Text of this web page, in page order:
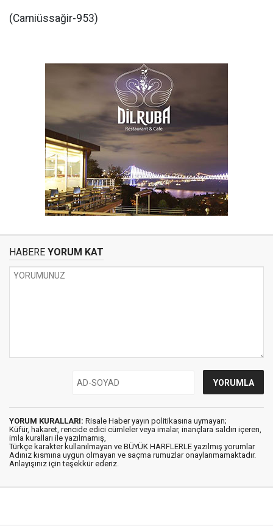
(Camiüssağir-953)
HABERE YORUM KAT
YORUM KURALLARI: Risale Haber yayın politikasına uymayan;
Küfür, hakaret, rencide edici cümleler veya imalar, inançlara saldırı içeren,
imla kuralları ile yazılmamış,
Türkçe karakter kullanılmayan ve BÜYÜK HARFLERLE yazılmış yorumlar
Adınız kısmına uygun olmayan ve saçma rumuzlar onaylanmamaktadır.
Anlayışınız için teşekkür ederiz.